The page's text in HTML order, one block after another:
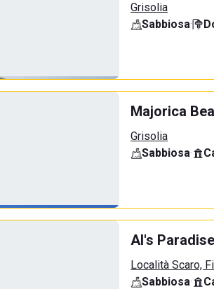
Grisolia
Sabbiosa·
Majorica
Grisolia
Sabbiosa·
Al's Paradise
Località Scaro,
Sabbiosa·